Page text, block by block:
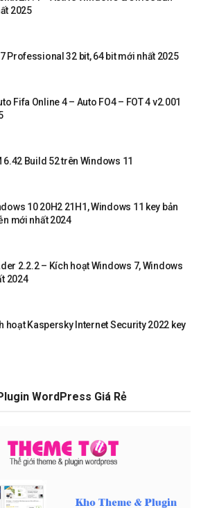
2025
Professional 32 bit, 64 bit mới nhất 2025
Fifa Online 4 – Auto FO4 – FOT 4 v2.001
6.42 Build 52 trên Windows 11
10 20H2 21H1, Windows 11 key bản
mới nhất 2024
2.2.2 – Kích hoạt Windows 7, Windows
2024
hoạt Kaspersky Internet Security 2022 key
WordPress Giá Rẻ